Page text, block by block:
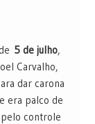
5 de julho,
Carvalho,
dar carona
era palco de
controle